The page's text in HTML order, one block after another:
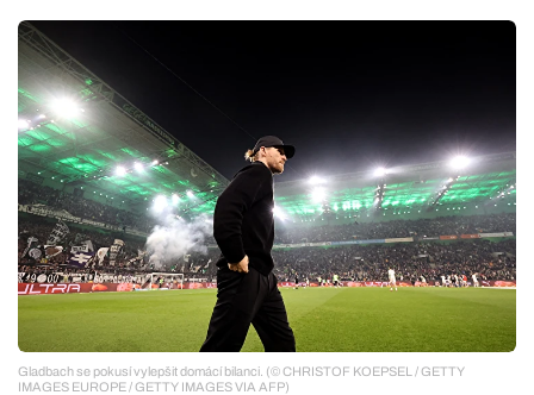
Gladbach se pokusí vylepšit domácí bilanci. (© CHRISTOF KOEPSEL / GETTY
IMAGES EUROPE / GETTY IMAGES VIA AFP)